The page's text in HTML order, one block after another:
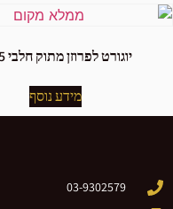
יוגורט לפרוזן מתוק חלבי 1/75
מידע נוסף
03-9302579